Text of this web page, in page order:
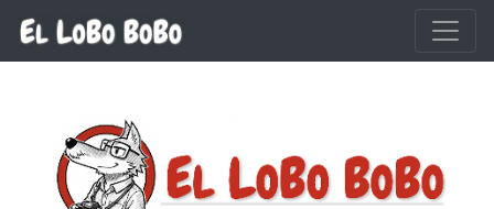
Ir al contenido principal